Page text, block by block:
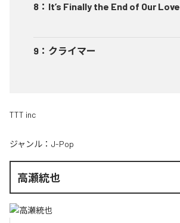
8 ： It’s Finally the End of Our Love
9 ： クライマー
TTT inc
ジャンル： J-Pop
高瀬統也